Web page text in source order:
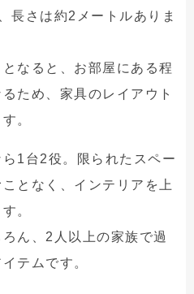
長さは約2メートルありま
なると、お部屋にある程
ため、家具のレイアウト
。
1台2役。限られたスペー
となく、インテリアを上
。
ん、2人以上の家族で過
テムです。